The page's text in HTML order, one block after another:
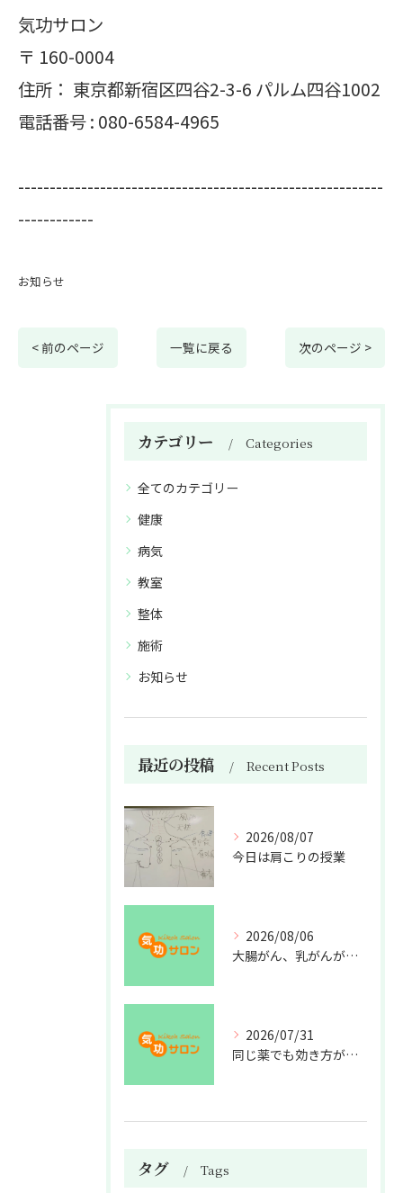
気功サロン
〒 160-0004
住所： 東京都新宿区四谷2-3-6 パルム四谷1002
電話番号 : 080-6584-4965
----------------------------------------------------------
------------
お知らせ
< 前のページ 一覧に戻る 次のページ >
カテゴリー Categories
全てのカテゴリー
健康
病気
教室
整体
施術
お知らせ
最近の投稿 Recent Posts
2026/08/07
今日は肩こりの授業
2026/08/06
大腸がん、乳がんが増えた理由
2026/07/31
同じ薬でも効き方が違う？
タグ Tags